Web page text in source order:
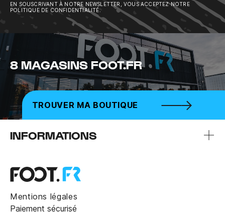
EN SOUSCRIVANT À NOTRE NEWSLETTER, VOUS ACCEPTEZ NOTRE
POLITIQUE DE CONFIDENTIALITÉ.
8 MAGASINS FOOT.FR
TROUVER MA BOUTIQUE
INFORMATIONS
Mentions légales
Paiement sécurisé